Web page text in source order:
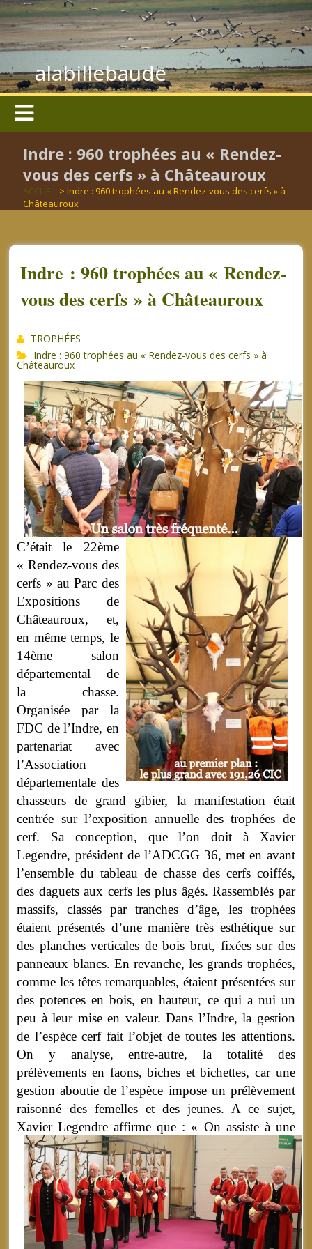
alabillebaude
Indre : 960 trophées au « Rendez-
vous des cerfs » à Châteauroux
ACCUEIL > Indre : 960 trophées au « Rendez-vous des cerfs » à
Châteauroux
Indre : 960 trophées au « Rendez-
vous des cerfs » à Châteauroux
TROPHÉES
Indre : 960 trophées au « Rendez-vous des cerfs » à
Châteauroux
C’était le 22ème
« Rendez-vous des
cerfs » au Parc des
Expositions de
Châteauroux, et,
en même temps, le
14ème salon
départemental de
la chasse.
Organisée par la
FDC de l’Indre, en
partenariat avec
l’Association
départementale des
chasseurs de grand gibier, la manifestation était
centrée sur l’exposition annuelle des trophées de
cerf. Sa conception, que l’on doit à Xavier
Legendre, président de l’ADCGG 36, met en avant
l’ensemble du tableau de chasse des cerfs coiffés,
des daguets aux cerfs les plus âgés. Rassemblés par
massifs, classés par tranches d’âge, les trophées
étaient présentés d’une manière très esthétique sur
des planches verticales de bois brut, fixées sur des
panneaux blancs. En revanche, les grands trophées,
comme les têtes remarquables, étaient présentées sur
des potences en bois, en hauteur, ce qui a nui un
peu à leur mise en valeur. Dans l’Indre, la gestion
de l’espèce cerf fait l’objet de toutes les attentions.
On y analyse, entre-autre, la totalité des
prélèvements en faons, biches et bichettes, car une
gestion aboutie de l’espèce impose un prélèvement
raisonné des femelles et des jeunes. A ce sujet,
Xavier Legendre affirme que : « On assiste à une